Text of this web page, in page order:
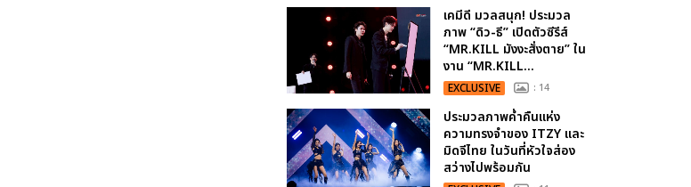
เคมีดี มวลสนุก! ประมวล
ภาพ “ดิว-ธี” เปิดตัวซีรีส์
“MR.KILL มังงะสั่งตาย” ใน
งาน “MR.KILL...
EXCLUSIVE : 14
ประมวลภาพค่ำคืนแห่ง
ความทรงจำของ ITZY และ
มิดจีไทย ในวันที่หัวใจส่อง
สว่างไปพร้อมกัน